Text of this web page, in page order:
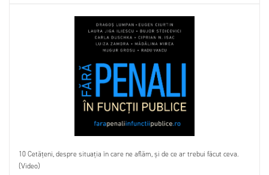
10 Cetățeni, despre situația în care ne aflăm, și de ce ar trebui făcut ceva.
(Video)